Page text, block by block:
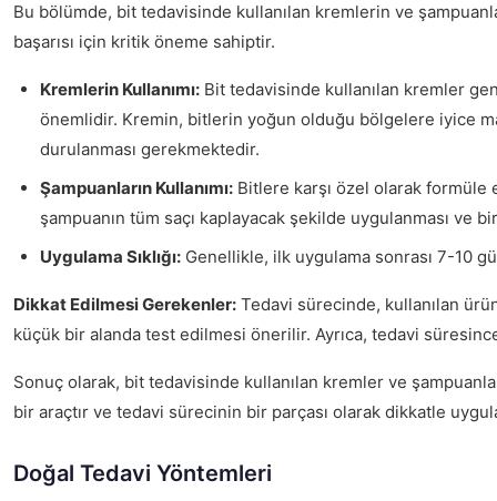
Bu bölümde, bit tedavisinde kullanılan kremlerin ve
başarısı için kritik öneme sahiptir.
Kremlerin Kullanımı: Bit tedavisinde kullanılan kremler
önemlidir. Kremin, bitlerin yoğun olduğu bölgelere iyice
durulanması gerekmektedir.
Şampuanların Kullanımı: Bitlere karşı özel olarak formüle
şampuanın tüm saçı kaplayacak şekilde uygulanması ve
Uygulama Sıklığı: Genellikle, ilk uygulama sonrası 7-10
Dikkat Edilmesi Gerekenler: Tedavi sürecinde, kullanılan
küçük bir alanda test edilmesi önerilir. Ayrıca, tedavi
Sonuç olarak, bit tedavisinde kullanılan kremler ve
bir araçtır ve tedavi sürecinin bir parçası olarak dikkatle
Doğal Tedavi Yöntemleri